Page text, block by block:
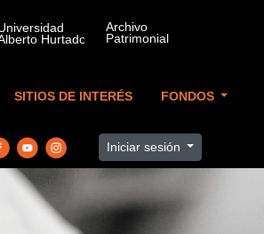
SITIOS DE INTERÉS FONDOS
Iniciar sesión